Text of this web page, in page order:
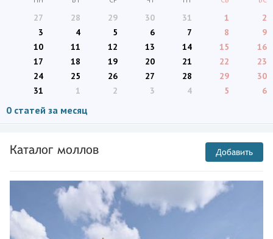
27 28 29 30 31 1
2
3
4 5 6 7 8
9
10
11 12 13 14 15
16
17
18 19 20 21 22
23
24
25 26 27 28 29
30
31
1 2 3 4 5 6
0 статей за месяц
Каталог моллов Добавить